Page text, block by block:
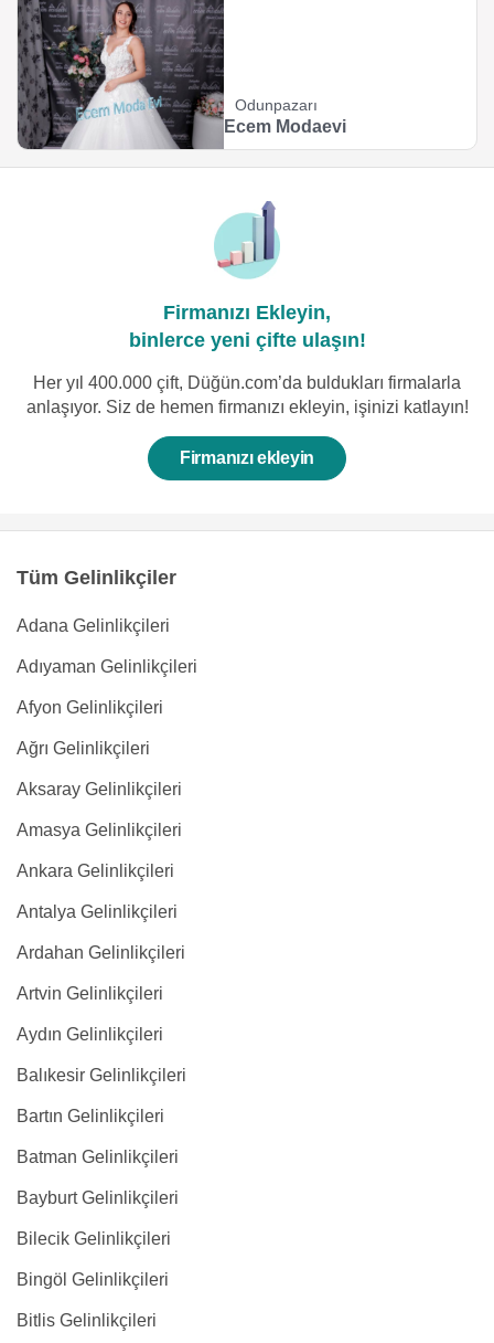
Odunpazarı
Ecem Modaevi
Firmanızı Ekleyin,
binlerce yeni çifte ulaşın!
Her yıl 400.000 çift, Düğün.com’da buldukları firmalarla
anlaşıyor. Siz de hemen firmanızı ekleyin, işinizi katlayın!
Firmanızı ekleyin
Tüm Gelinlikçiler
Adana Gelinlikçileri
Adıyaman Gelinlikçileri
Afyon Gelinlikçileri
Ağrı Gelinlikçileri
Aksaray Gelinlikçileri
Amasya Gelinlikçileri
Ankara Gelinlikçileri
Antalya Gelinlikçileri
Ardahan Gelinlikçileri
Artvin Gelinlikçileri
Aydın Gelinlikçileri
Balıkesir Gelinlikçileri
Bartın Gelinlikçileri
Batman Gelinlikçileri
Bayburt Gelinlikçileri
Bilecik Gelinlikçileri
Bingöl Gelinlikçileri
Bitlis Gelinlikçileri